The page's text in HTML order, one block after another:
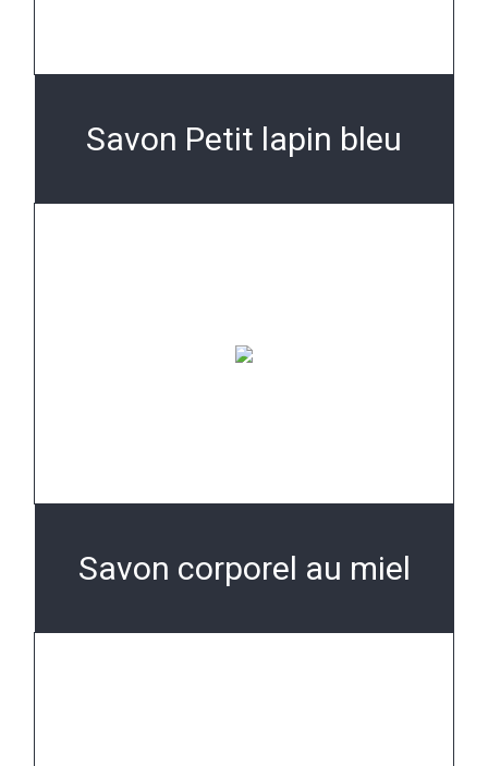
Savon Petit lapin bleu
Savon corporel au miel